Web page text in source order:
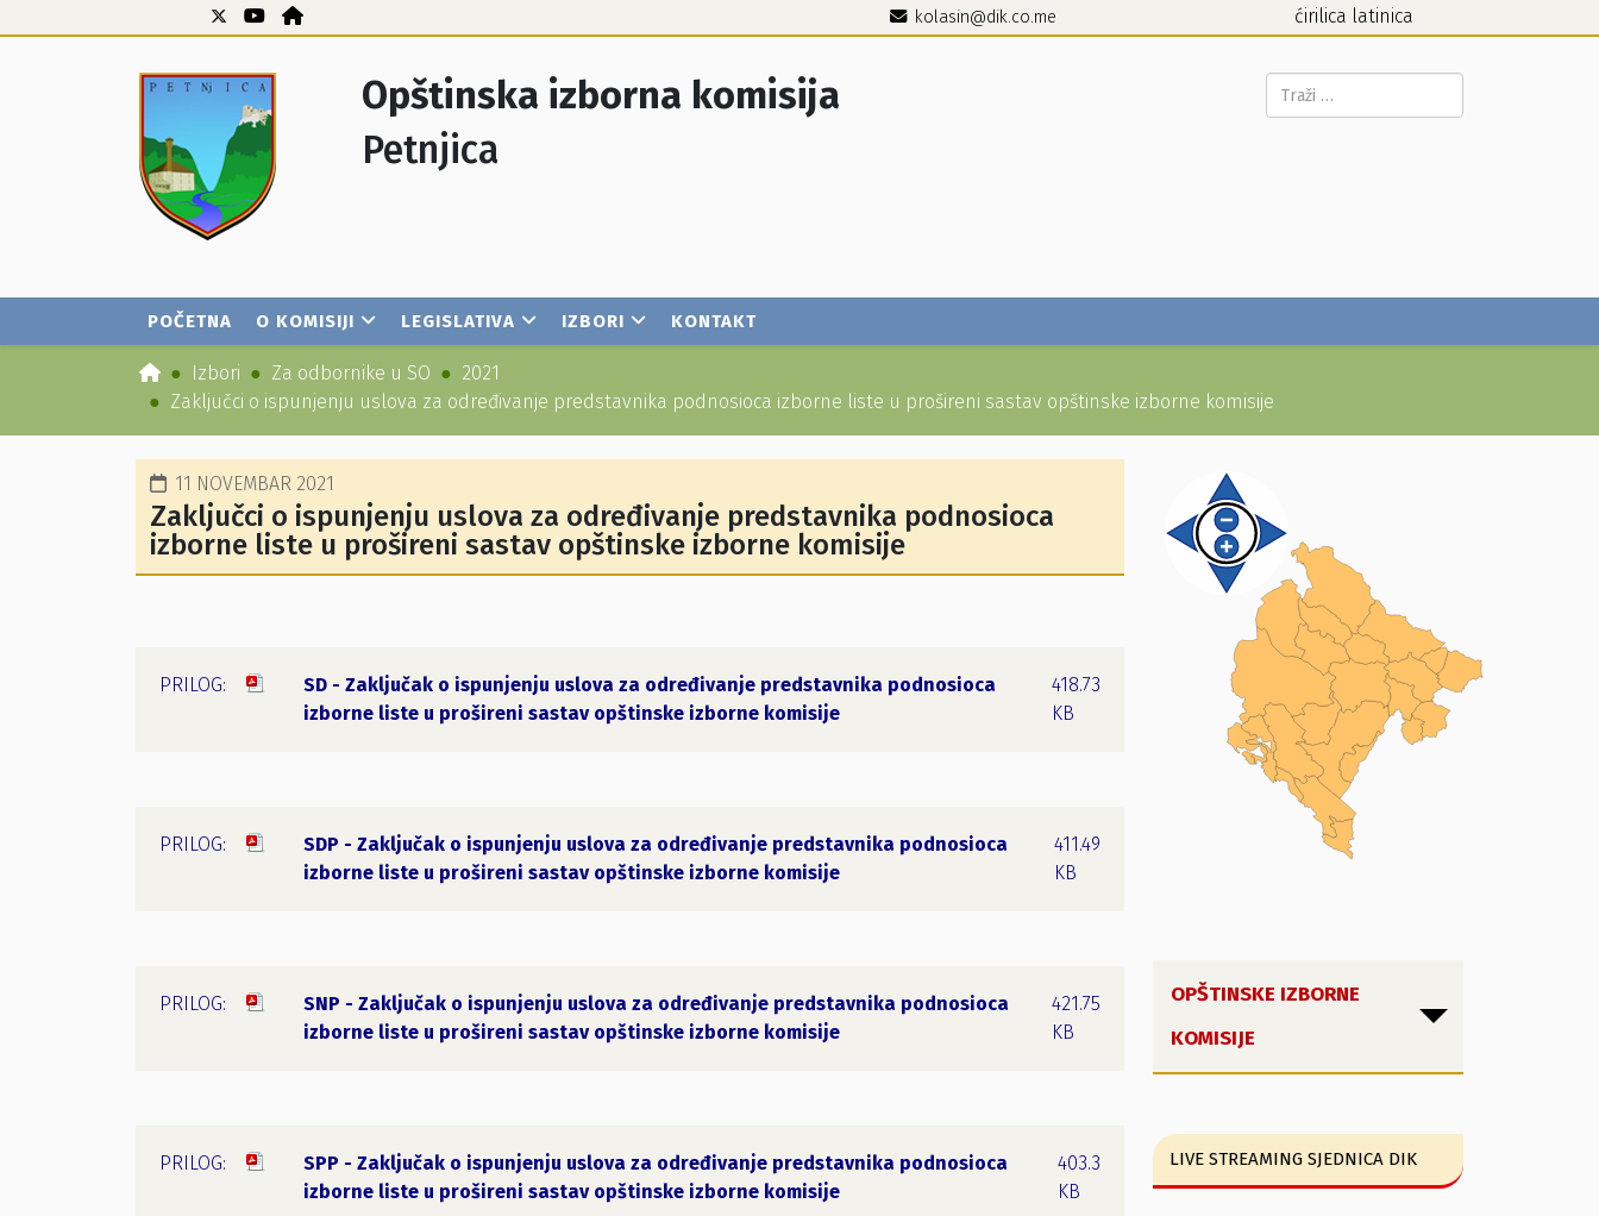
kolasin@dik.co.me ćirilica latinica
Opštinska izborna komisija
Petnjica
Pretraga...
POČETNA O KOMISIJI LEGISLATIVA IZBORI KONTAKT
Izbori Za odbornike u SO
2021
Zaključci o ispunjenju uslova za određivanje predstavnika podnosioca izborne liste u prošireni sastav opštinske izborne komisije
11 NOVEMBAR 2021
Zaključci o ispunjenju uslova za određivanje predstavnika podnosioca
izborne liste u prošireni sastav opštinske izborne komisije
SD - Zaključak o ispunjenju uslova za određivanje predstavnika podnosioca
izborne liste u prošireni sastav opštinske izborne komisije
418.73
KB
SDP - Zaključak o ispunjenju uslova za određivanje predstavnika podnosioca
izborne liste u prošireni sastav opštinske izborne komisije
411.49
KB
SNP - Zaključak o ispunjenju uslova za određivanje predstavnika podnosioca
izborne liste u prošireni sastav opštinske izborne komisije
421.75
KB
SPP - Zaključak o ispunjenju uslova za određivanje predstavnika podnosioca
izborne liste u prošireni sastav opštinske izborne komisije
403.3
KB
OPŠTINSKE IZBORNE
KOMISIJE
LIVE STREAMING SJEDNICA DIK